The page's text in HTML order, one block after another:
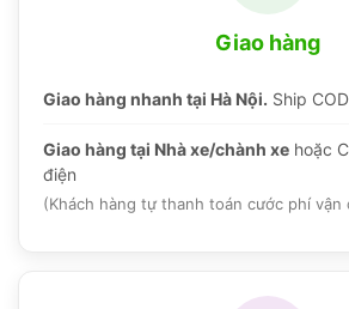
Giao hàng
Giao hàng nhanh tại Hà Nội. Ship
Giao hàng tại Nhà xe/chành xe hoặc
điện
(Khách hàng tự thanh toán cước phí vận